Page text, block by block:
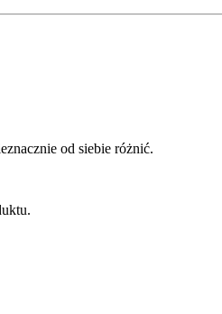
od siebie różnić.